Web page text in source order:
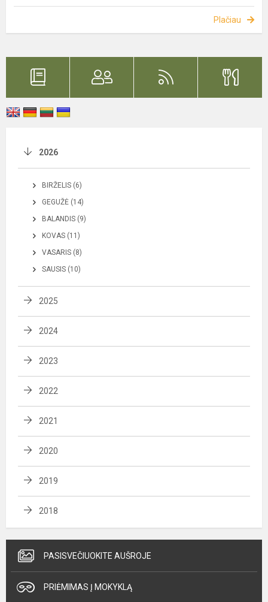
Plačiau
2026
BIRŽELIS (6)
GEGUŽĖ (14)
BALANDIS (9)
KOVAS (11)
VASARIS (8)
SAUSIS (10)
2025
2024
2023
2022
2021
2020
2019
2018
PASISVEČIUOKITE AUŠROJE
PRIĖMIMAS Į MOKYKLĄ